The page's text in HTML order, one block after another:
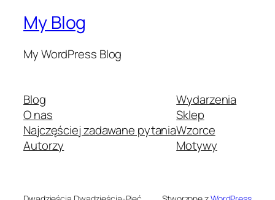
My Blog
My WordPress Blog
Blog
O nas
Najczęściej zadawane pytania
Autorzy
Wydarzenia
Sklep
Wzorce
Motywy